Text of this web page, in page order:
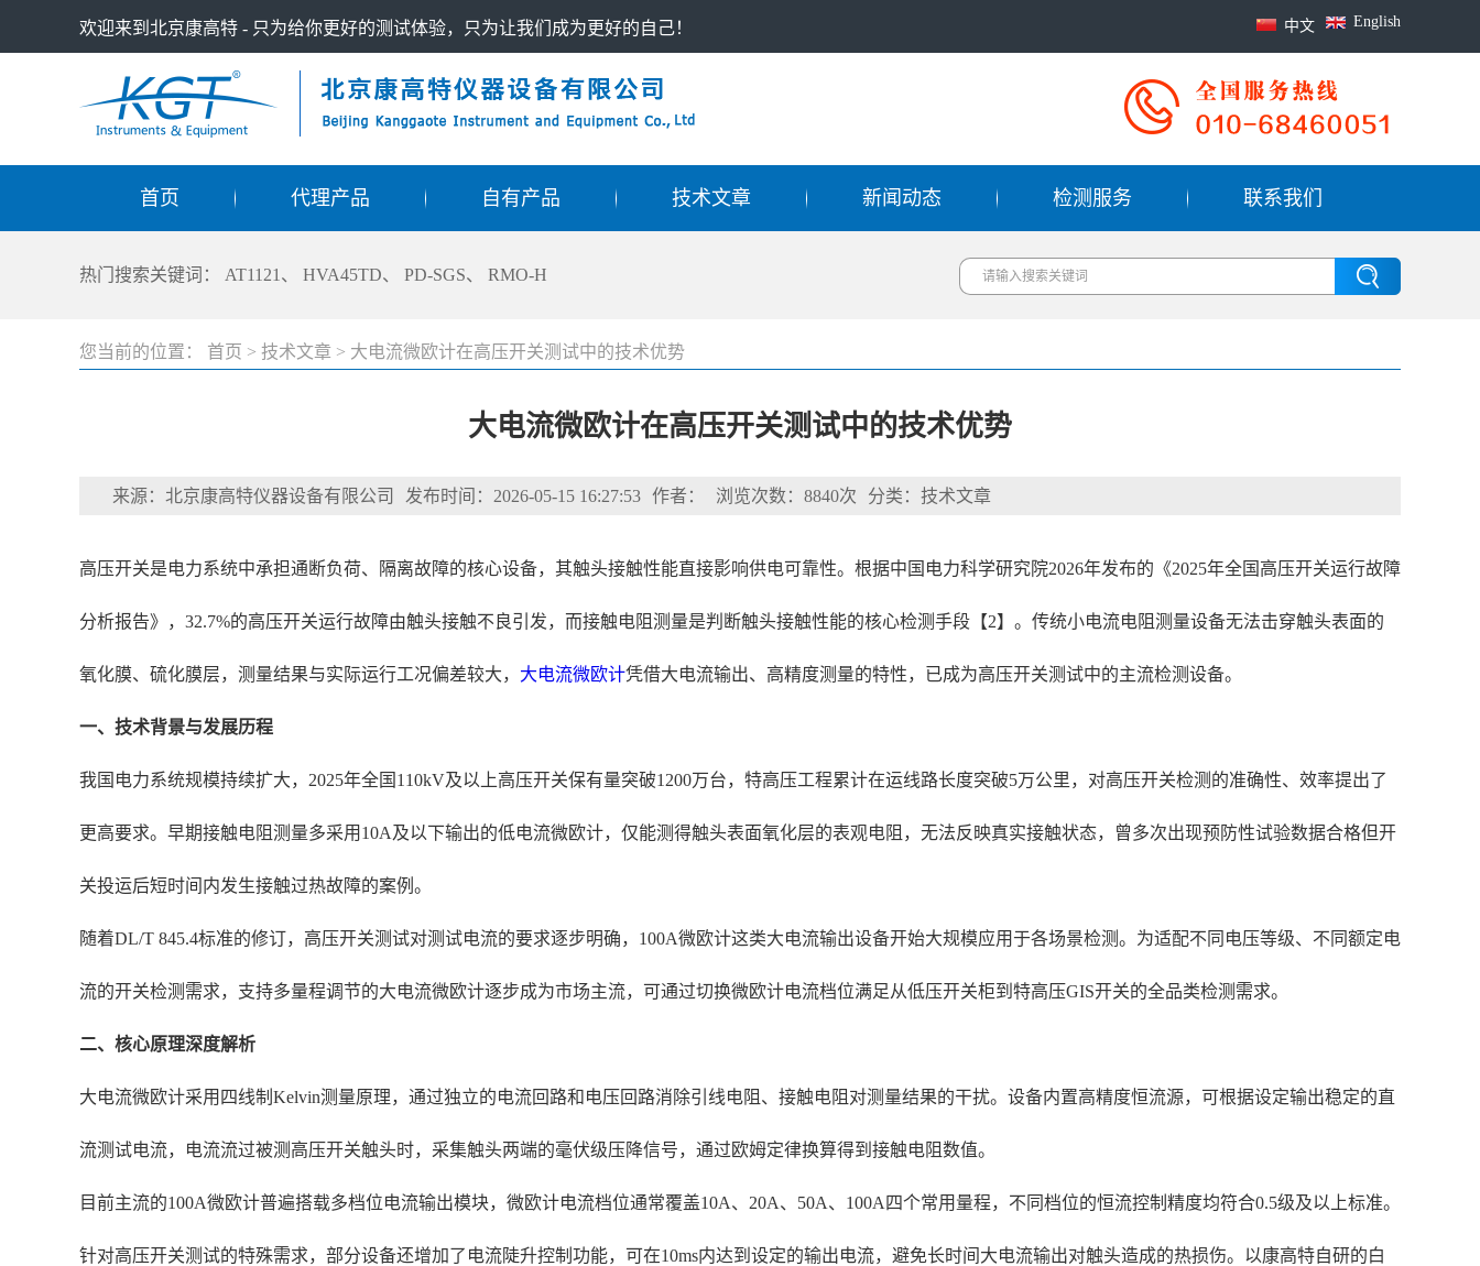
欢迎来到北京康高特 - 只为给你更好的测试体验，只为让我们成为更好的自己！ English
中文
首页 代理产品 自有产品 技术文章 新闻动态 检测服务 联系我们
热门搜索关键词： AT1121 、 HVA45TD、 PD-SGS、 RMO-H
您当前的位置： 首页 > 技术文章 > 大电流微欧计在高压开关测试中的技术优势
大电流微欧计在高压开关测试中的技术优势
来源：北京康高特仪器设备有限公司 发布时间：2026-05-15 16:27:53 作者： 浏览次数：8840次 分类：技术文章
高压开关是电力系统中承担通断负荷、隔离故障的核心设备，其触头接触性能直接影响供电可靠性。根据中国电力科学研究院2026年发布的《2025年全国高压开关运行故障
分析报告》，32.7%的高压开关运行故障由触头接触不良引发，而接触电阻测量是判断触头接触性能的核心检测手段【2】。传统小电流电阻测量设备无法击穿触头表面的
氧化膜、硫化膜层，测量结果与实际运行工况偏差较大， 大电流微欧计凭借大电流输出、高精度测量的特性，已成为高压开关测试中的主流检测设备。
一、技术背景与发展历程
我国电力系统规模持续扩大，2025年全国110kV及以上高压开关保有量突破1200万台，特高压工程累计在运线路长度突破5万公里，对高压开关检测的准确性、效率提出了
更高要求。早期接触电阻测量多采用10A及以下输出的低电流微欧计，仅能测得触头表面氧化层的表观电阻，无法反映真实接触状态，曾多次出现预防性试验数据合格但开
关投运后短时间内发生接触过热故障的案例。
随着DL/T 845.4标准的修订，高压开关测试对测试电流的要求逐步明确，100A微欧计这类大电流输出设备开始大规模应用于各场景检测。为适配不同电压等级、不同额定电
流的开关检测需求，支持多量程调节的大电流微欧计逐步成为市场主流，可通过切换微欧计电流档位满足从低压开关柜到特高压GIS开关的全品类检测需求。
二、核心原理深度解析
大电流微欧计采用四线制Kelvin测量原理，通过独立的电流回路和电压回路消除引线电阻、接触电阻对测量结果的干扰。设备内置高精度恒流源，可根据设定输出稳定的直
流测试电流，电流流过被测高压开关触头时，采集触头两端的毫伏级压降信号，通过欧姆定律换算得到接触电阻数值。
目前主流的100A微欧计普遍搭载多档位电流输出模块，微欧计电流档位通常覆盖10A、20A、50A、100A四个常用量程，不同档位的恒流控制精度均符合0.5级及以上标准。
针对高压开关测试的特殊需求，部分设备还增加了电流陡升控制功能，可在10ms内达到设定的输出电流，避免长时间大电流输出对触头造成的热损伤。以康高特自研的白